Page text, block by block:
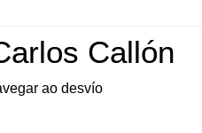
Callón
ao desvío